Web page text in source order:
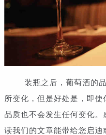
装瓶之后，葡萄酒的品
所变化，但是好处是，即
品质也不会发生任何变化
读我们的文章能带给您启迪